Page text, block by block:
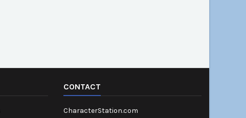
CONTACT
CharacterStation.com